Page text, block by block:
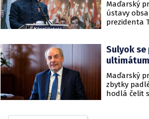
Maďarský
ústavy
prezidenta
sítích, je
státu.
Sulyok
Maďarský
zbytky
hodlá čelit